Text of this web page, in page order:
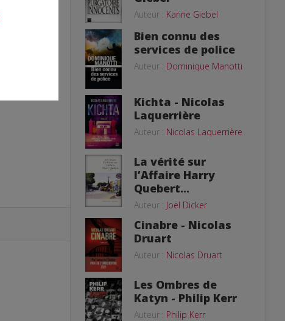
Auteur : Karine Giebel
Bien connu des
services de police
Auteur : Dominique Manotti
Kichta - Nicolas
Laquerrière
Auteur : Nicolas Laquerrière
La vérité sur
l’Affaire Harry
Quebert...
Auteur : Joël Dicker
Cinabre - Nicolas
Druart
Auteur : Nicolas Druart
Les Ombres de
Katyn - Philip Kerr
Auteur : Philip Kerr